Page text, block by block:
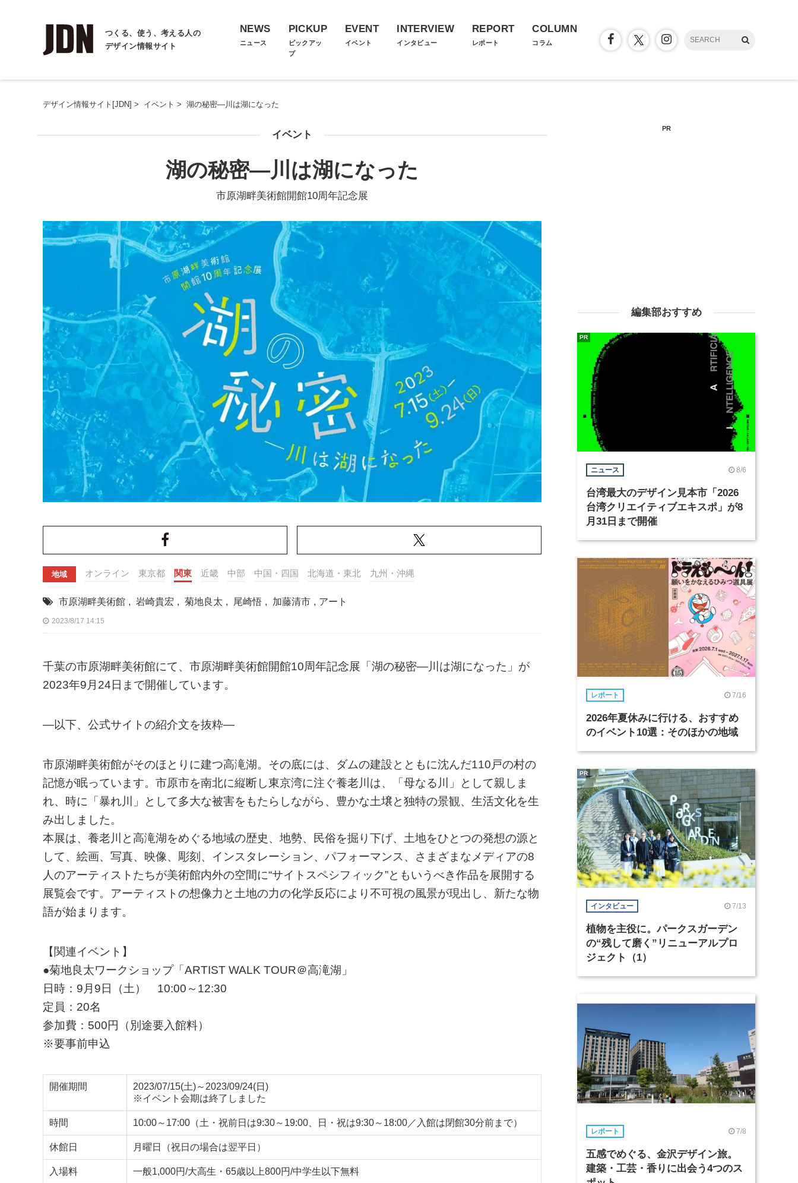
つくる、使う、考える人の
デザイン情報サイト
NEWS
ニュース
PICKUP
ピックアッ
プ
EVENT
イベント
INTERVIEW
インタビュー
REPORT
レポート
COLUMN
コラム
デザイン情報サイト[JDN] > イベント > 湖の秘密―川は湖になった
イベント
湖の秘密―川は湖になった
市原湖畔美術館開館10周年記念展
地域 オンライン 東京都 関東 近畿 中部 中国・四国 北海道・東北 九州・沖縄
市原湖畔美術館 , 岩崎貴宏 , 菊地良太 , 尾崎悟 , 加藤清市 , アート
2023/8/17 14:15
千葉の市原湖畔美術館にて、市原湖畔美術館開館10周年記念展「湖の秘密―川は湖になった」が
2023年9月24日まで開催しています。
—以下、公式サイトの紹介文を抜粋—
市原湖畔美術館がそのほとりに建つ高滝湖。その底には、ダムの建設とともに沈んだ110戸の村の
記憶が眠っています。市原市を南北に縦断し東京湾に注ぐ養老川は、「母なる川」として親しま
れ、時に「暴れ川」として多大な被害をもたらしながら、豊かな土壌と独特の景観、生活文化を生
み出しました。
本展は、養老川と高滝湖をめぐる地域の歴史、地勢、民俗を掘り下げ、土地をひとつの発想の源と
して、絵画、写真、映像、彫刻、インスタレーション、パフォーマンス、さまざまなメディアの8
人のアーティストたちが美術館内外の空間に“サイトスペシフィック”ともいうべき作品を展開する
展覧会です。アーティストの想像力と土地の力の化学反応により不可視の風景が現出し、新たな物
語が始まります。
【関連イベント】
●菊地良太ワークショップ「ARTIST WALK TOUR＠高滝湖」
日時：9月9日（土） 10:00～12:30
定員：20名
参加費：500円（別途要入館料）
※要事前申込
開催期間
2023/07/15(土)～2023/09/24(日)
※イベント会期は終了しました
時間 10:00～17:00（土・祝前日は9:30～19:00、日・祝は9:30～18:00／入館は閉館30分前まで）
休館日 月曜日（祝日の場合は翌平日）
入場料 一般1,000円/大高生・65歳以上800円/中学生以下無料
PR
編集部おすすめ
ニュース 8/6
台湾最大のデザイン見本市「2026
台湾クリエイティブエキスポ」が8
月31日まで開催
PR
レポート 7/16
2026年夏休みに行ける、おすすめ
のイベント10選：そのほかの地域
インタビュー 7/13
植物を主役に。パークスガーデン
の“残して磨く”リニューアルプロ
ジェクト（1）
PR
レポート 7/8
五感でめぐる、金沢デザイン旅。
建築・工芸・香りに出会う4つのス